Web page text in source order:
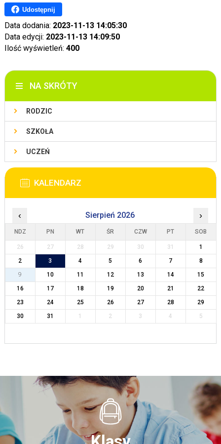
Udostępnij
Data dodania: 2023-11-13 14:05:30
Data edycji: 2023-11-13 14:09:50
Ilość wyświetleń: 400
NA SKRÓTY
RODZIC
SZKOŁA
UCZEŃ
KALENDARZ
‹ Sierpień 2026 ›
NDZ PN WT ŚR CZW PT SOB
26 27 28 29 30 31
1
2
3 4 5 6 7
8
9
10 11 12 13 14
15
16
17 18 19 20 21
22
23
24 25 26 27 28
29
30
31 1 2 3 4 5